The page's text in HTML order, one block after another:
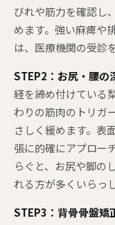
びれや筋力を確認し
めます。強い麻痺や
は、医療機関の受診
STEP2：お尻・腰の
経を締め付けている
わりの筋肉のトリガ
さしく緩めます。表
張に的確にアプロー
らぐと、お尻や脚の
れる方が多くいらっ
STEP3：背骨骨盤矯